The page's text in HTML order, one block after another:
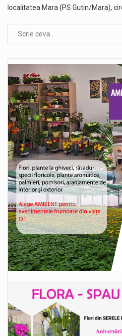
localitatea Mara (PS Gutin/Mara),